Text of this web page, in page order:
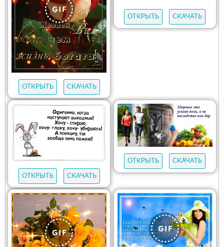
ОТКРЫТЬ СКАЧАТЬ
ОТКРЫТЬ СКАЧАТЬ
ОТКРЫТЬ СКАЧАТЬ
ОТКРЫТЬ СКАЧАТЬ